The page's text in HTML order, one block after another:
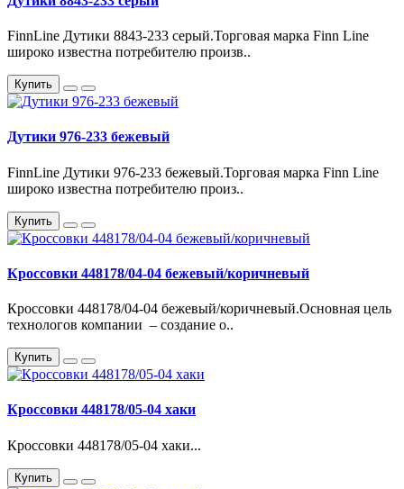
FinnLine Дутики 8843-233 серый.Торговая марка Finn Line
широко известна потребителю произв..
Купить
Дутики 976-233 бежевый
FinnLine Дутики 976-233 бежевый.Торговая марка Finn Line
широко известна потребителю произ..
Купить
Кроссовки 448178/04-04 бежевый/коричневый
Кроссовки 448178/04-04 бежевый/коричневый.Основная цель
технологов компании – создание о..
Купить
Кроссовки 448178/05-04 хаки
Кроссовки 448178/05-04 хаки...
Купить